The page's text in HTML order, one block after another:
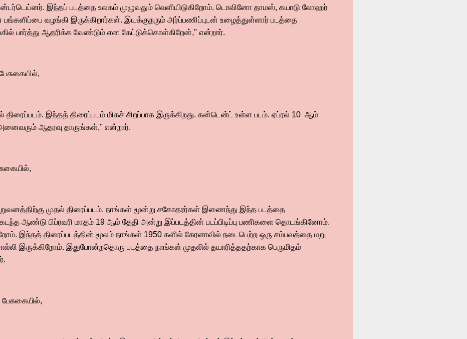
இந்தப் படத்தை உலகம் முழுவதும் வெளியிடுகிறோம். டொவினோ தாமஸ், கயாடு லோஹர்
வழங்கி இருக்கிறார்கள். இயக்குநரும் அர்ப்பணிப்புடன் உழைத்துள்ளார் படத்தை
பார்த்து ஆதரிக்க வேண்டும் என கேட்டுக்கொள்கிறேன்,'' என்றார்.
திரைப்படம். இந்தத் திரைப்படம் மிகச் சிறப்பாக இருக்கிறது. கன்டென்ட் உள்ள படம். ஏப்ரல் 10 ஆம்
அனைவரும் ஆதரவு தாருங்கள்,'' என்றார்.
முதல் திரைப்படம். நாங்கள் மூன்று சகோதரர்கள் இணைந்து இந்த படத்தை
கடந்த ஆண்டு பிப்ரவரி மாதம் 19 ஆம் தேதி அன்று இப்படத்தின் படப்பிடிப்பு பணிகளை தொடங்கினோம்.
இந்தத் திரைப்படத்தின் மூலம் நாங்கள் 1950 களில் கேரளாவில் நடைபெற்ற ஒரு சம்பவத்தை மறு
இருக்கிறோம். இதுபோன்றதொரு படத்தை நாங்கள் முதலில் தயாரித்ததற்காக பெருமிதம்